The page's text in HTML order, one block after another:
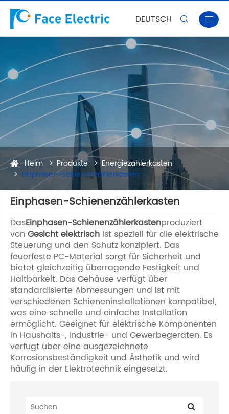
DEUTSCH  
Heim Produkte
Energiezählerkasten
Einphasen-Schienenzählerkasten
Einphasen-Schienenzählerkasten
DasEinphasen-Schienenzählerkastenproduziert
von Gesicht elektrisch ist speziell für die elektrische
Steuerung und den Schutz konzipiert. Das
feuerfeste PC-Material sorgt für Sicherheit und
bietet gleichzeitig überragende Festigkeit und
Haltbarkeit. Das Gehäuse verfügt über
standardisierte Abmessungen und ist mit
verschiedenen Schieneninstallationen kompatibel,
was eine schnelle und einfache Installation
ermöglicht. Geeignet für elektrische Komponenten
in Haushalts-, Industrie- und Gewerbegeräten. Es
verfügt über eine ausgezeichnete
Korrosionsbeständigkeit und Ästhetik und wird
häufig in der Elektrotechnik eingesetzt.